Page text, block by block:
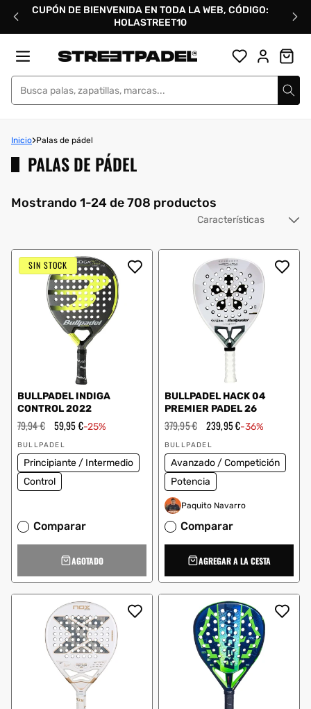
directamente
CUPÓN DE BIENVENIDA EN TODA LA WEB, CÓDIGO:
HOLASTREET10
Street Padel
Inicio Palas de pádel
PALAS DE PÁDEL
Mostrando 1-24 de 708 productos
SIN STOCK
BULLPADEL INDIGA
CONTROL 2022
Precio
habitual
79,94 € Precio
oferta
59,95 €-25%
Proveedor:
BULLPADEL
Principiante / Intermedio
Control
Comparar
AGOTADO
BULLPADEL HACK 04
PREMIER PADEL 26
Precio
habitual
379,95 € Precio
oferta
239,95 €-36%
Proveedor:
BULLPADEL
Avanzado / Competición
Potencia
Paquito Navarro
Comparar
AGREGAR A LA CESTA